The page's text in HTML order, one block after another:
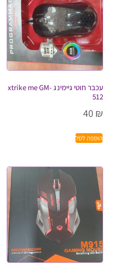
עכבר חוטי גיימינג xtrike me GM-
512
40 ₪
הוספה לסל